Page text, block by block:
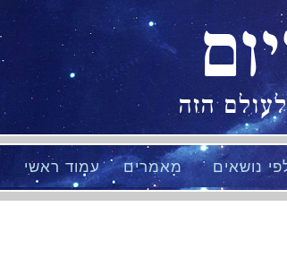
הזה
עמוד ראשי מאמרים נושאים